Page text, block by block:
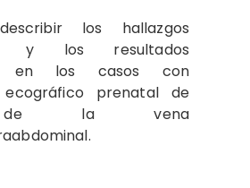
describir los hallazgos
y los resultados
en los casos con
ecográfico prenatal de
de la vena